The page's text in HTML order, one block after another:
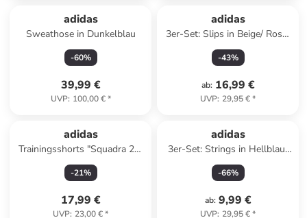
adidas
Sweathose in Dunkelblau
-60%
39,99 €
UVP: 100,00 €*
adidas
3er-Set: Slips in Beige/ Rosa/
Schwarz
-43%
ab: 16,99 €
UVP: 29,95 €*
adidas
Trainingsshorts "Squadra 21"
in Weiß
-21%
17,99 €
UVP: 23,00 €*
adidas
3er-Set: Strings in Hellblau/
Hellbraun/ Schwarz
-66%
ab: 9,99 €
UVP: 29,95 €*